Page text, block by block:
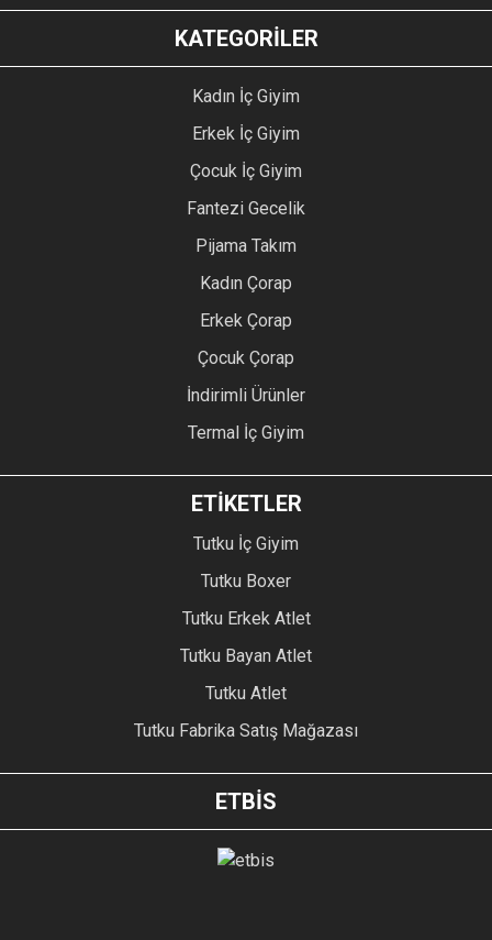
KATEGORİLER
Kadın İç Giyim
Erkek İç Giyim
Çocuk İç Giyim
Fantezi Gecelik
Pijama Takım
Kadın Çorap
Erkek Çorap
Çocuk Çorap
İndirimli Ürünler
Termal İç Giyim
ETİKETLER
Tutku İç Giyim
Tutku Boxer
Tutku Erkek Atlet
Tutku Bayan Atlet
Tutku Atlet
Tutku Fabrika Satış Mağazası
ETBİS